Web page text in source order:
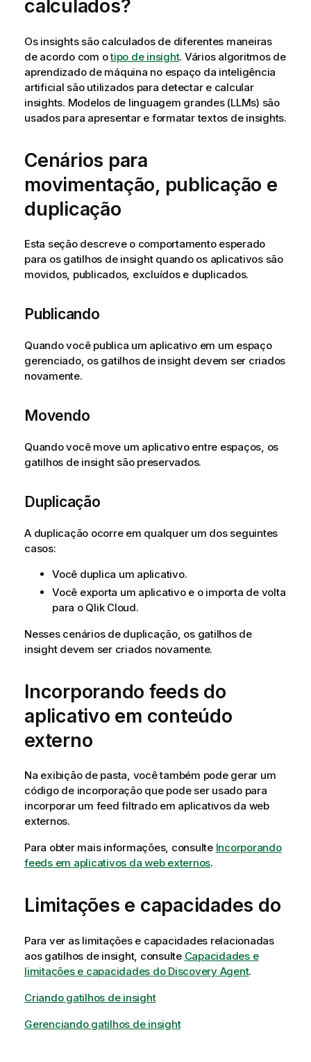
calculados?
Os insights são calculados de diferentes maneiras
de acordo com otipo de insight. Vários algoritmos de
aprendizado de máquina no espaço da inteligência
artificial são utilizados para detectar e calcular
insights. Modelos de linguagem grandes (LLMs) são
usados para apresentar e formatar textos de insights.
Cenários para
movimentação, publicação e
duplicação
Esta seção descreve o comportamento esperado
para os gatilhos de insight quando os aplicativos são
movidos, publicados, excluídos e duplicados.
Publicando
Quando você publica um aplicativo em um espaço
gerenciado, os gatilhos de insight devem ser criados
novamente.
Movendo
Quando você move um aplicativo entre espaços, os
gatilhos de insight são preservados.
Duplicação
A duplicação ocorre em qualquer um dos seguintes
casos:
Você duplica um aplicativo.
Você exporta um aplicativo e o importa de volta
para o Qlik Cloud.
Nesses cenários de duplicação, os gatilhos de
insight devem ser criados novamente.
Incorporando feeds do
aplicativo em conteúdo
externo
Na exibição de pasta, você também pode gerar um
código de incorporação que pode ser usado para
incorporar um feed filtrado em aplicativos da web
externos.
Para obter mais informações, consulte Incorporando
feeds em aplicativos da web externos.
Limitações e capacidades do
Para ver as limitações e capacidades relacionadas
aos gatilhos de insight, consulte Capacidades e
limitações e capacidades do Discovery Agent.
Criando gatilhos de insight
Gerenciando gatilhos de insight